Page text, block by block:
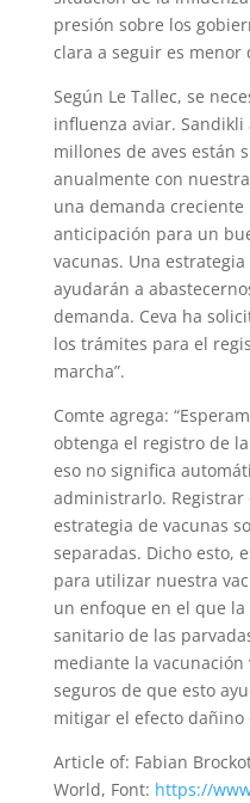
presión sobre los
clara a seguir es menor
Según Le Tallec, se
influenza aviar. Sandikli
millones de aves están
anualmente con
una demanda
anticipación para un
vacunas. Una
ayudarán a
demanda. Ceva ha
los trámites para el
marcha”.
Comte agrega:
obtenga el registro de
eso no significa
administrarlo.
estrategia de vacunas
separadas. Dicho esto,
para utilizar nuestra
un enfoque en el que
sanitario de las
mediante la vacunación
seguros de que esto
mitigar el efecto dañino
Article of: Fabian
World, Font: https://